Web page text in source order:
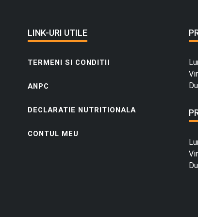
LINK-URI UTILE
TERMENI SI CONDITII
ANPC
DECLARATIE NUTRITIONALA
CONTUL MEU